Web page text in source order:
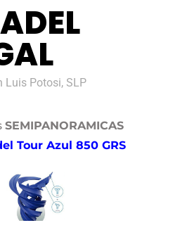
Luis Potosi, SLP
SEMIPANORAMICAS
Tour Azul 850 GRS